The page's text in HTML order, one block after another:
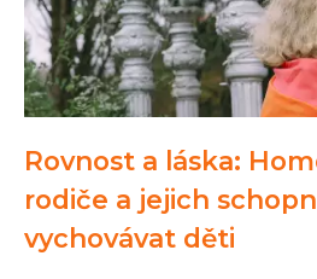
Rovnost a láska:
rodiče a jejich
vychovávat děti